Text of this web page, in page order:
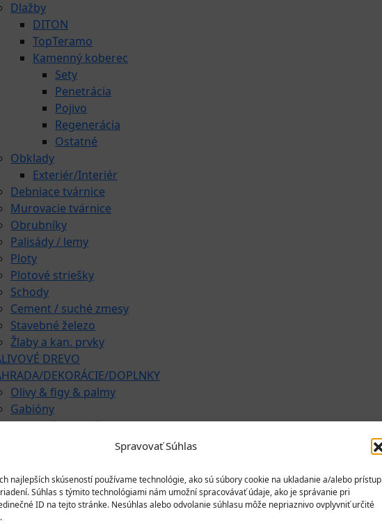
Spravovať Súhlas
najlepších skúseností používame technológie, ako sú súbory cookie na ukladanie a/alebo prístup
Súhlas s týmito technológiami nám umožní spracovávať údaje, ako je správanie pri
ID na tejto stránke. Nesúhlas alebo odvolanie súhlasu môže nepriaznivo ovplyvniť určité
Dlažby
DITON
TopTeramo
Kamenný koberec
Sety
Penetrácia
Pojivo
Regenerácia
Ostatné
Obklady
Exteriér/Interiér
Debniace tvárnice
Murovacie tvárnice
Obrubníky
Palisády / lemy
Ploty
Plotové striešky
Schody
Cement / suché zmesy
Stavebné železo
Žlaby a kan. prvky
DREVO
DEKORÁCIE/DOPLNKY
Olivy & figy & palmy
Gabióny
Do vinných pivníc
Exkluzívne talianske dekorácie
Imitácie dreva
Mestký mobiliár
Krby & ohniská